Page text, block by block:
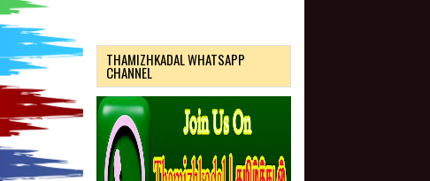
THAMIZHKADAL WHATSAPP
CHANNEL